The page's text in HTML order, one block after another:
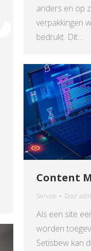
anders en op
verpakkingen
bedrukt. Dit…
Content
Service Door
Als een site
worden
Setisbew kan